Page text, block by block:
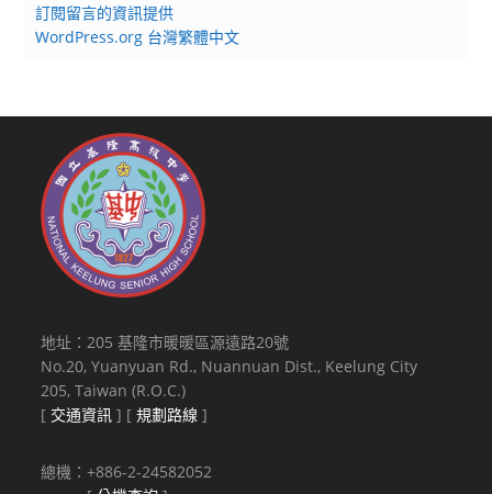
訂閱留言的資訊提供
WordPress.org 台灣繁體中文
地址：205 基隆市暖暖區源遠路20號
No.20, Yuanyuan Rd., Nuannuan Dist., Keelung City
205, Taiwan (R.O.C.)
[ 交通資訊 ] [規劃路線 ]
總機：+886-2-24582052